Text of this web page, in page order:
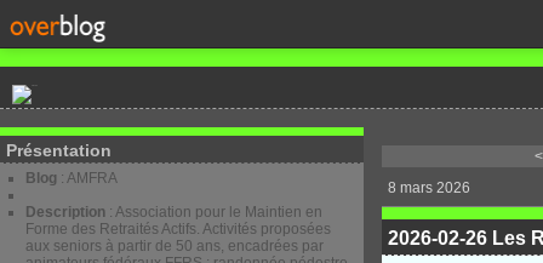
Présentation
Blog : AMFRA
Description : Association pour le Maintien en
Forme des Retraités Actifs. Activités proposées
aux seniors à partir de 50 ans, encadrées par
8 mars 2026
2026-02-26 Les